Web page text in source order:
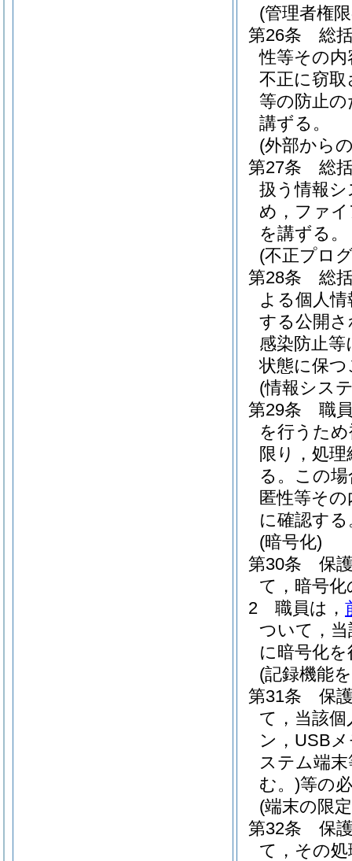
(管理者権
第26条
総
性等その
不正に窃
等の防止
講ずる。
(外部から
第27条
総
扱う情報
め，ファ
を講ずる。
(不正プロ
第28条
総
よる個人
する公開
感染防止
状態に保
(情報シス
第29条
職
を行うた
限り，処
る。 この
匿性等そ
に確認する
(暗号化)
第30条
保
て，暗号
2
職員は，
ついて，
に暗号化
(記録機能
第31条
保
て，当該
ン，USB
ステム端
む。)等の
(端末の限
第32条
保
て，その